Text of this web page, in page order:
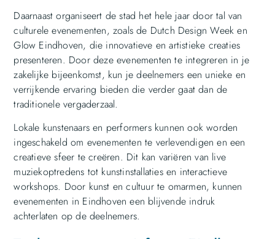
Daarnaast organiseert de stad het hele jaar door tal van
culturele evenementen, zoals de Dutch Design Week en
Glow Eindhoven, die innovatieve en artistieke creaties
presenteren. Door deze evenementen te integreren in je
zakelijke bijeenkomst, kun je deelnemers een unieke en
verrijkende ervaring bieden die verder gaat dan de
traditionele vergaderzaal.
Lokale kunstenaars en performers kunnen ook worden
ingeschakeld om evenementen te verlevendigen en een
creatieve sfeer te creëren. Dit kan variëren van live
muziekoptredens tot kunstinstallaties en interactieve
workshops. Door kunst en cultuur te omarmen, kunnen
evenementen in Eindhoven een blijvende indruk
achterlaten op de deelnemers.